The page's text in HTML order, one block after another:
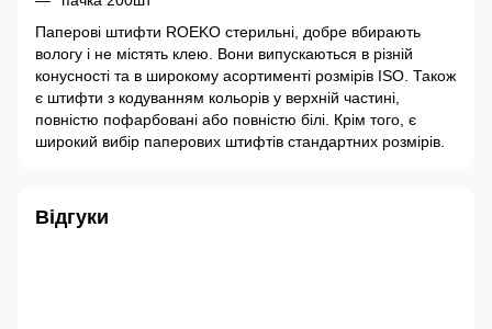
Паперові штифти ROEKO стерильні, добре вбирають
вологу і не містять клею. Вони випускаються в різній
конусності та в широкому асортименті розмірів ISO. Також
є штифти з кодуванням кольорів у верхній частині,
повністю пофарбовані або повністю білі. Крім того, є
широкий вибір паперових штифтів стандартних розмірів.
Відгуки